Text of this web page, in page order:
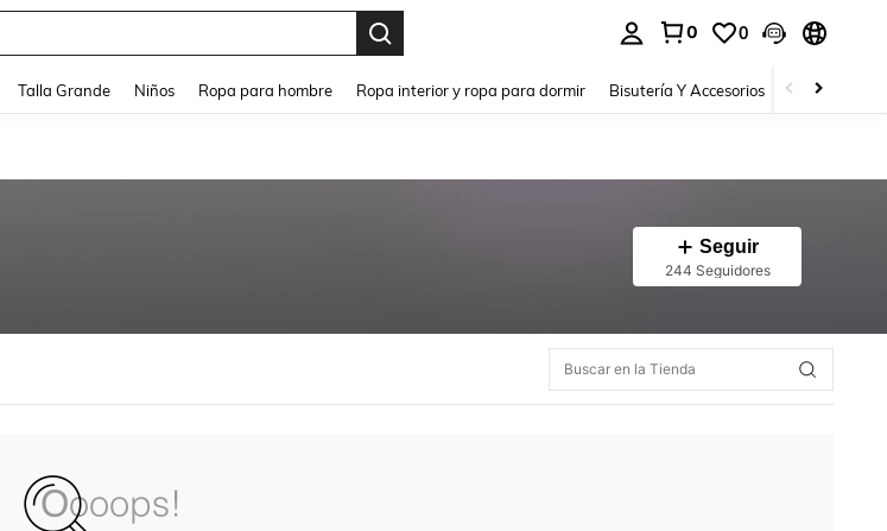
0 0
Talla Grande Niños Ropa para hombre Ropa interior y ropa para dormir Bisutería Y Accesorios Zapatos
Seguir
244 Seguidores